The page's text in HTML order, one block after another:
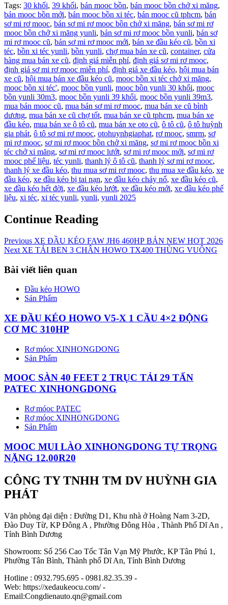
Tags: 30 khối, 39 khối, bán mooc bồn, bán mooc bồn chở xi măng,
bán mooc bồn mới, bán mooc bồn xi téc, bán mooc cũ tphcm, bán
sơ mi rơ mooc, bán sơ mi rơ mooc bồn chở xi măng, bán sơ mi rơ
mooc bồn chở xi măng yunli, bán sơ mi rơ mooc bồn yunli, bán sơ
mi rơ mooc cũ, bán sơ mi rơ mooc mới, bán xe đầu kéo cũ, bồn xi
téc, bồn xi téc yunli, bồn yunli, chợ mua bán xe cũ, container, cửa
hàng mua bán xe cũ, định giá miễn phí, định giá sơ mi rơ mooc,
định giá sơ mi rơ mooc miễn phí, định giá xe đầu kéo, hội mua bán
xe cũ, hội mua bán xe đầu kéo cũ, mooc bồn xi téc chở xi măng,
mooc bồn xi téc', mooc bồn yunli, mooc bồn yunli 30 khối, mooc
bồn yunli 30m3, mooc bồn yunli 39 khối, mooc bồn yunli 39m3,
mua bán mooc cũ, mua bán sơ mi rơ mooc, mua bán xe cũ bình
dương, mua bán xe cũ chợ tốt, mua bán xe cũ tphcm, mua bán xe
đầu kéo, mua bán xe ô tô cũ, mua bán xe oto cũ, ô tô cũ, ô tô huỳnh
gia phát, ô tô sơ mi rơ mooc, otohuynhgiaphat, rơ mooc, smrm, sơ
mi rơ mooc, sơ mi rơ mooc bồn chở xi măng, sơ mi rơ mooc bồn xi
téc chở xi măng, sơ mi rơ mooc lướt, sơ mi rơ mooc mới, sơ mi rơ
mooc phế liệu, téc yunli, thanh lý ô tô cũ, thanh lý sơ mi rơ mooc,
thanh lý xe đầu kéo, thu mua sơ mi rơ mooc, thu mua xe đầu kéo, xe
đầu kéo, xe đầu kéo bị tai nạn, xe đầu kéo cháy nổ, xe đầu kéo cũ,
xe đầu kéo hết đời, xe đầu kéo lướt, xe đầu kéo mới, xe đầu kéo phế
liệu, xi téc, xi téc yunli, yunli, yunli 2025
Continue Reading
Previous XE ĐẦU KÉO FAW JH6 460HP BẢN NEW HOT 2026
Next XE TẢI BEN 3 CHÂN HOWO TX400 THÙNG VUÔNG
Bài viết liên quan
Đầu kéo HOWO
Sản Phẩm
XE ĐẦU KÉO HOWO V5-X 1 CẦU 4×2 ĐỘNG
CƠ MC 310HP
Rơ móoc XINHONGDONG
Sản Phẩm
MOOC SÀN 40 FEET 2 TRỤC TẢI 29 TẤN
PATEC XINHONGDONG
Rơ móoc PATEC
Rơ móoc XINHONGDONG
Sản Phẩm
MOOC MUI LÀO XINHONGDONG TỰ TRỌNG
NẶNG 12.00R20
CÔNG TY TNHH TM DV HUỲNH GIA
PHÁT
Văn phòng đại diện : Đường D1, Khu nhà ở Hoàng Nam 3-2D,
Đào Duy Từ, KP Đông A , Phường Đông Hòa , Thành Phố Dĩ An ,
Tỉnh Bình Dương
Showroom: Số 256 Cao Tốc Tân Vạn Mỹ Phước, KP Tân Phú 1,
Phường Tân Bình, Thành phố Dĩ An, Tỉnh Bình Dương
Hotline : 0932.795.695 - 0981.82.35.39 -
Web: https://xedaukeocu.com/ -
Email:Congdienauto.qn@gmail.com